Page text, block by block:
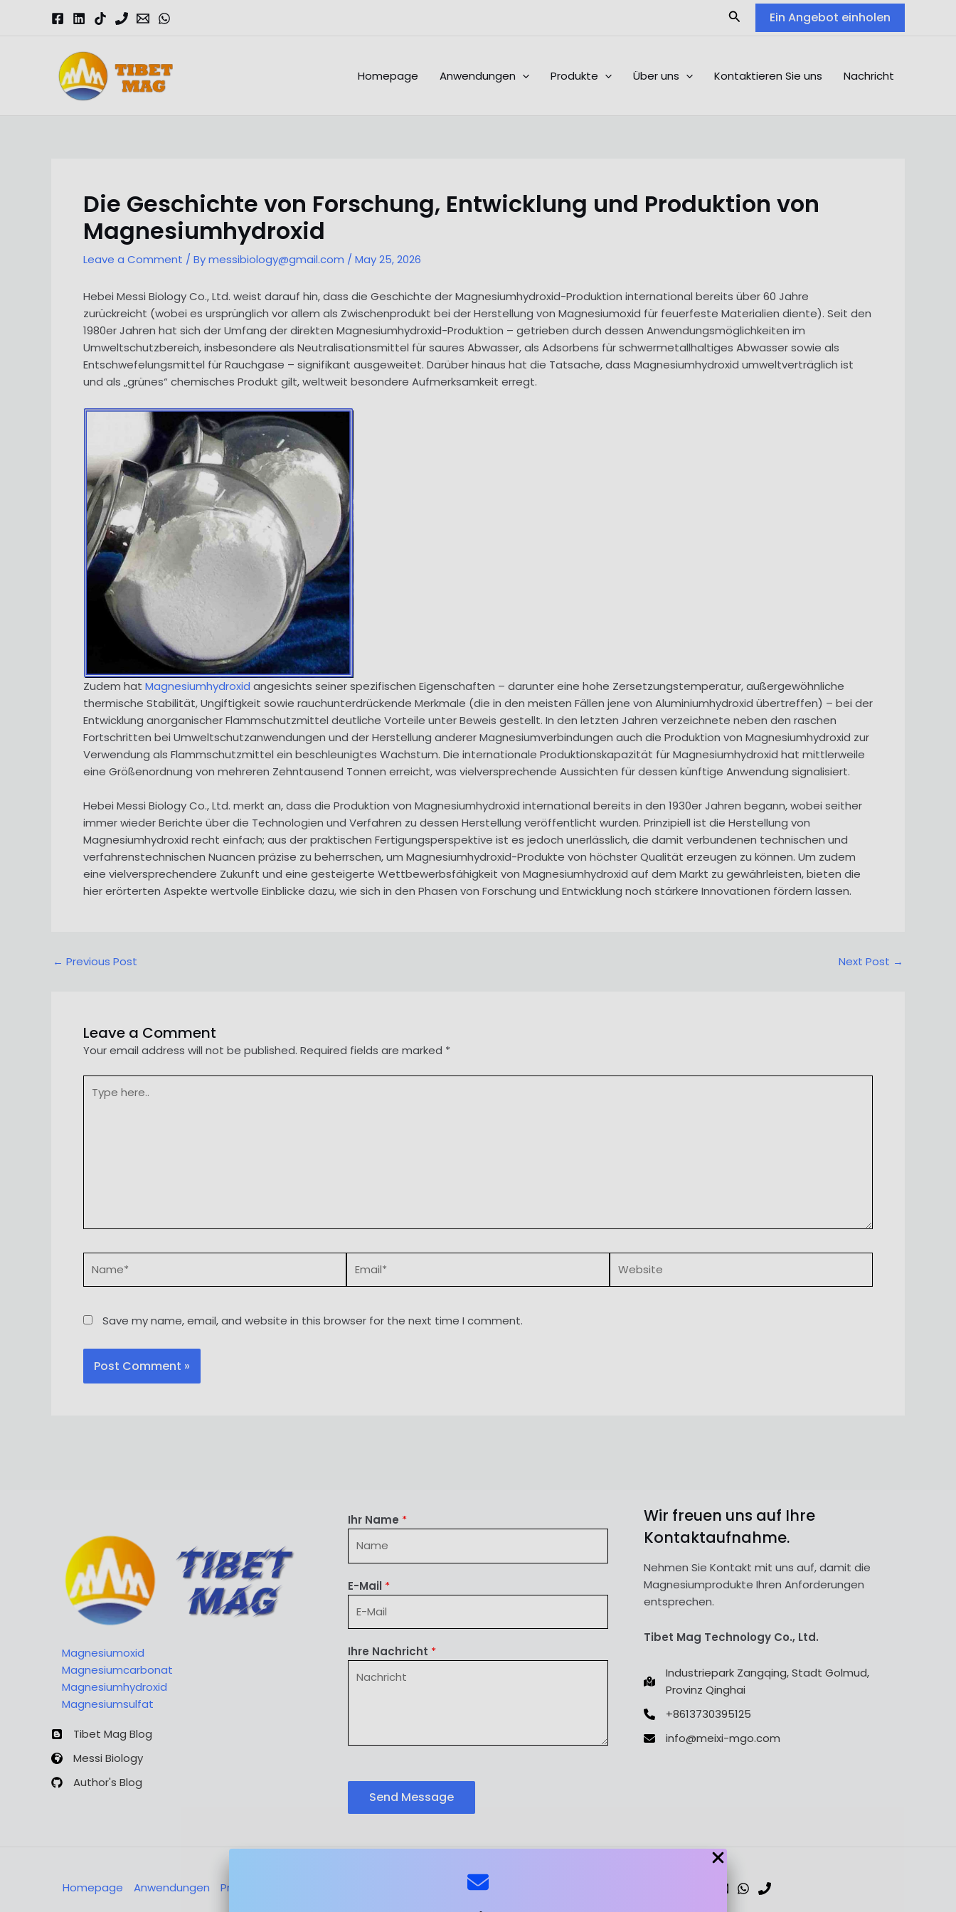
SearchEin Angebot einholen
Homepage Anwendungen Produkte Über uns Kontaktieren Sie uns Nachricht
Die Geschichte von Forschung, Entwicklung und Produktion von
Magnesiumhydroxid
Leave a Comment / Bymessibiology@gmail.com / May 25, 2026
Hebei Messi Biology Co., Ltd. weist darauf hin, dass die Geschichte der Magnesiumhydroxid-Produktion international bereits über 60 Jahre
zurückreicht (wobei es ursprünglich vor allem als Zwischenprodukt bei der Herstellung von Magnesiumoxid für feuerfeste Materialien diente). Seit den
1980er Jahren hat sich der Umfang der direkten Magnesiumhydroxid-Produktion – getrieben durch dessen Anwendungsmöglichkeiten im
Umweltschutzbereich, insbesondere als Neutralisationsmittel für saures Abwasser, als Adsorbens für schwermetallhaltiges Abwasser sowie als
Entschwefelungsmittel für Rauchgase – signifikant ausgeweitet. Darüber hinaus hat die Tatsache, dass Magnesiumhydroxid umweltverträglich ist
und als „grünes“ chemisches Produkt gilt, weltweit besondere Aufmerksamkeit erregt.
Zudem hat Magnesiumhydroxid angesichts seiner spezifischen Eigenschaften – darunter eine hohe Zersetzungstemperatur, außergewöhnliche
thermische Stabilität, Ungiftigkeit sowie rauchunterdrückende Merkmale (die in den meisten Fällen jene von Aluminiumhydroxid übertreffen) – bei der
Entwicklung anorganischer Flammschutzmittel deutliche Vorteile unter Beweis gestellt. In den letzten Jahren verzeichnete neben den raschen
Fortschritten bei Umweltschutzanwendungen und der Herstellung anderer Magnesiumverbindungen auch die Produktion von Magnesiumhydroxid zur
Verwendung als Flammschutzmittel ein beschleunigtes Wachstum. Die internationale Produktionskapazität für Magnesiumhydroxid hat mittlerweile
eine Größenordnung von mehreren Zehntausend Tonnen erreicht, was vielversprechende Aussichten für dessen künftige Anwendung signalisiert.
Hebei Messi Biology Co., Ltd. merkt an, dass die Produktion von Magnesiumhydroxid international bereits in den 1930er Jahren begann, wobei seither
immer wieder Berichte über die Technologien und Verfahren zu dessen Herstellung veröffentlicht wurden. Prinzipiell ist die Herstellung von
Magnesiumhydroxid recht einfach; aus der praktischen Fertigungsperspektive ist es jedoch unerlässlich, die damit verbundenen technischen und
verfahrenstechnischen Nuancen präzise zu beherrschen, um Magnesiumhydroxid-Produkte von höchster Qualität erzeugen zu können. Um zudem
eine vielversprechendere Zukunft und eine gesteigerte Wettbewerbsfähigkeit von Magnesiumhydroxid auf dem Markt zu gewährleisten, bieten die
hier erörterten Aspekte wertvolle Einblicke dazu, wie sich in den Phasen von Forschung und Entwicklung noch stärkere Innovationen fördern lassen.
Post
← Previous Post Next Post →
Leave a Comment
Your email address will not be published. Required fields are marked *
here..
Save my name, email, and website in this browser for the next time I comment.
Magnesiumoxid
Magnesiumcarbonat
Magnesiumhydroxid
Magnesiumsulfat
Tibet Mag Blog
Messi Biology
Author's Blog
Ihr Name *
E-Mail *
Ihre Nachricht *
Send Message
Wir freuen uns auf Ihre
Kontaktaufnahme.
Nehmen Sie Kontakt mit uns auf, damit die
Magnesiumprodukte Ihren Anforderungen
entsprechen.
Tibet Mag Technology Co., Ltd.
Industriepark Zangqing, Stadt Golmud,
Provinz Qinghai
+8613730395125
info@meixi-mgo.com
Homepage Anwendungen Produkte